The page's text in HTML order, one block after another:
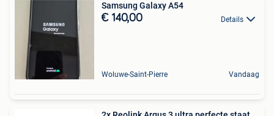
Samsung Galaxy A54
€ 140,00 Details
Woluwe-Saint-Pierre Vandaag